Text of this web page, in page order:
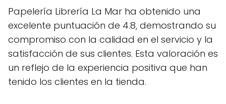
Papelería Librería La Mar ha obtenido una
excelente puntuación de 4.8, demostrando su
compromiso con la calidad en el servicio y la
satisfacción de sus clientes. Esta valoración es
un reflejo de la experiencia positiva que han
tenido los clientes en la tienda.